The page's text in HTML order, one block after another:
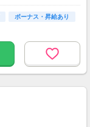
ボーナス・昇給あり